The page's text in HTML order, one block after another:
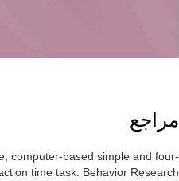
مراجع
computer-based simple and four-
time task. Behavior Research